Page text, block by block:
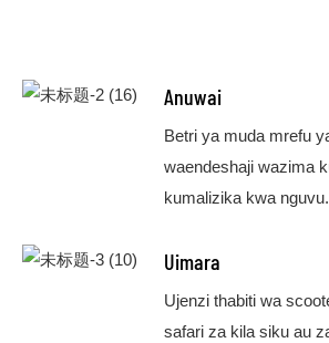
Anuwai
Betri ya muda mrefu
waendeshaji wazima
kumalizika kwa nguvu.
Uimara
Ujenzi thabiti wa
safari za kila siku au